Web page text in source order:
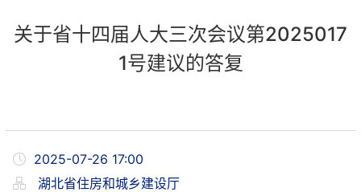
关于省十四届人大三次会议第2025017
1号建议的答复
2025-07-26 17:00
湖北省住房和城乡建设厅